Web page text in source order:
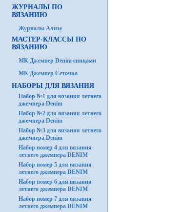
ЖУРНАЛЫ ПО
ВЯЗАНИЮ
Журналы Ализе
МАСТЕР-КЛАССЫ ПО
ВЯЗАНИЮ
МК Джемпер Denim спицами
МК Джемпер Сеточка
НАБОРЫ ДЛЯ ВЯЗАНИЯ
Набор №1 для вязания летнего
джемпера Denim
Набор №2 для вязания летнего
джемпера Denim
Набор №3 для вязания летнего
джемпера Denim
Набор номер 4 для вязания
летнего джемпера DENIM
Набор номер 5 для вязания
летнего джемпера DENIM
Набор номер 6 для вязания
летнего джемпера DENIM
Набор номер 7 для вязания
летнего джемпера DENIM